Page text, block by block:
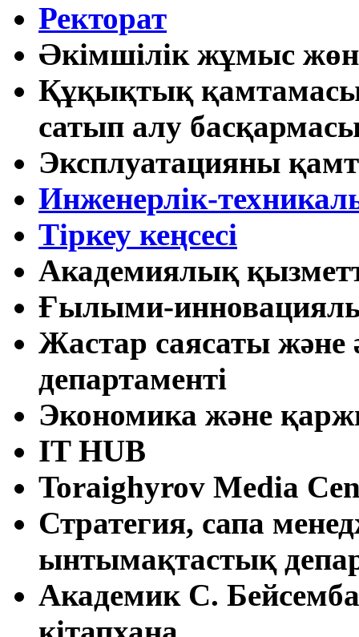
Ректорат
Әкімшілік жұмыс
Құқықтық
сатып алу
Эксплуатацияны
Инженерлік-
Тіркеу кеңсесі
Академиялық
Ғылыми-
Жастар саясаты және
департаменті
Экономика және
IT HUB
Toraighyrov Media
Стратегия, сапа
ынтымақтастық
Академик С.